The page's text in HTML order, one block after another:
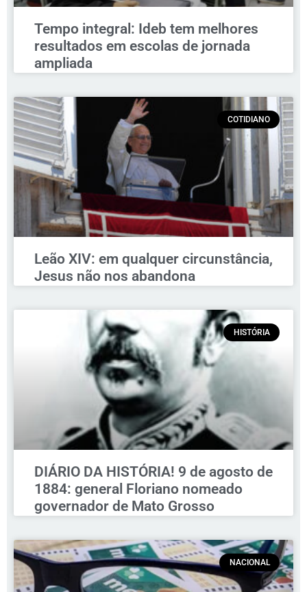
Tempo integral: Ideb tem melhores
resultados em escolas de jornada
ampliada
COTIDIANO
Leão XIV: em qualquer circunstância,
Jesus não nos abandona
HISTÓRIA
DIÁRIO DA HISTÓRIA! 9 de agosto de
1884: general Floriano nomeado
governador de Mato Grosso
NACIONAL